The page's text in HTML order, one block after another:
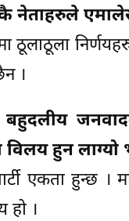
नेताहरुले
ठूलाठूला
।
बहुदलीय
हुन
एकता हुन्छ ।
हो ।